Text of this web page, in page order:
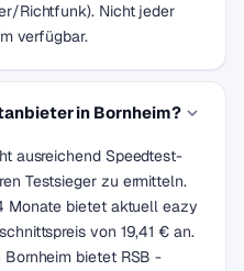
Richtfunk). Nicht jeder
verfügbar.
in Bornheim?
ausreichend Speedtest-
Testsieger zu ermitteln.
Monate bietet aktuell eazy
von 19,41 € an.
bietet RSB -